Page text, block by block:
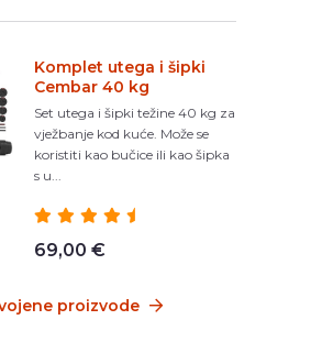
Komplet utega i šipki
Cembar 40 kg
Set utega i šipki težine 40 kg za
vježbanje kod kuće. Može se
koristiti kao bučice ili kao šipka
s u...
69,00 €
proizvode